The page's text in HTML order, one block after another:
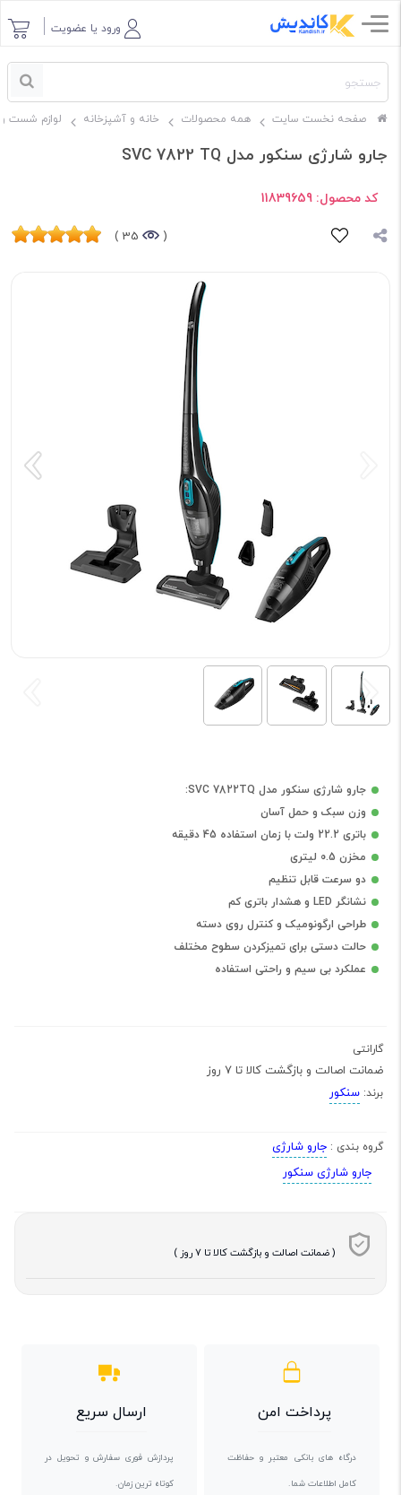
ورود یا عضویت
صفحه نخست سایت همه محصولات خانه و آشپزخانه لوازم شست
جارو شارژی سنکور مدل SVC 7822 TQ
کد محصول: 11839659
(
35 )
جارو شارژی سنکور مدل SVC 7822TQ:
وزن سبک و حمل آسان
باتری 22.2 ولت با زمان استفاده 45 دقیقه
مخزن 0.5 لیتری
دو سرعت قابل تنظیم
نشانگر LED و هشدار باتری کم
طراحی ارگونومیک و کنترل روی دسته
حالت دستی برای تمیزکردن سطوح مختلف
عملکرد بی سیم و راحتی استفاده
گارانتی
ضمانت اصالت و بازگشت کالا تا 7 روز
برند: سنکور
گروه بندی : جارو شارژی
جارو شارژی سنکور
( ضمانت اصالت و بازگشت کالا تا 7 روز )
پرداخت امن
درگاه های بانکی معتبر و حفاظت
کامل اطلاعات شما.
ارسال سریع
پردازش فوری سفارش و تحویل در
کوتاه ترین زمان.